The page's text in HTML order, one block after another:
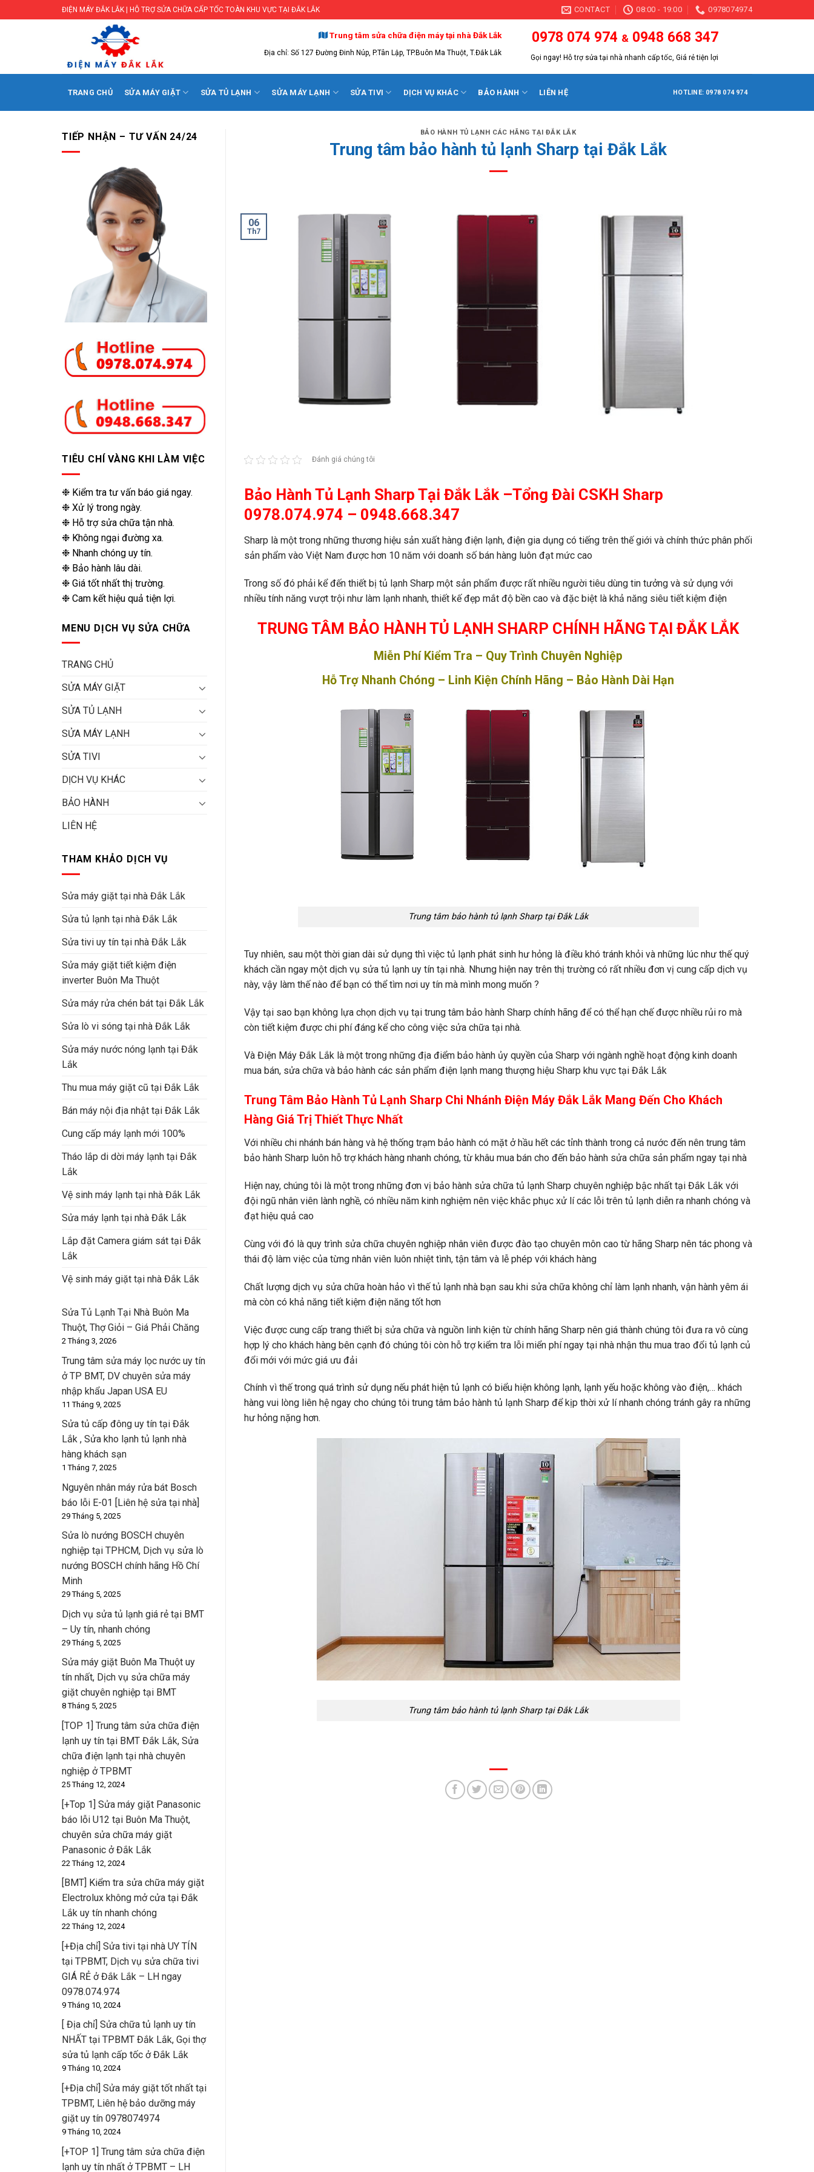
to
ĐIỆN MÁY ĐẮK LẮK | HỖ TRỢ SỬA CHỮA CẤP TỐC TOÀN KHU VỰC TẠI ĐẮK LẮK CONTACT 08:00 - 19:00 0978074974
Trung tâm sửa chữa điện máy tại nhà Đắk Lắk
Địa chỉ: Số 127 Đường Đinh Núp, P.Tân Lập, TP.Buôn Ma Thuột, T.Đắk Lắk
0978 074 974 & 0948 668 347
Gọi ngay! Hỗ trợ sửa tại nhà nhanh cấp tốc, Giá rẻ tiện lợi
TRANG CHỦ SỬA MÁY GIẶT SỬA TỦ LẠNH SỬA MÁY LẠNH SỬA TIVI DỊCH VỤ KHÁC BẢO HÀNH LIÊN HỆ HOTLINE: 0978 074 974
TIẾP NHẬN – TƯ VẤN 24/24
TIÊU CHÍ VÀNG KHI LÀM VIỆC
❉ Kiểm tra tư vấn báo giá ngay.
❉ Xử lý trong ngày.
❉ Hỗ trợ sửa chữa tận nhà.
❉ Không ngại đường xa.
❉ Nhanh chóng uy tín.
❉ Bảo hành lâu dài.
❉ Giá tốt nhất thị trường.
❉ Cam kết hiệu quả tiện lợi.
MENU DỊCH VỤ SỬA CHỮA
TRANG CHỦ
SỬA MÁY GIẶT
SỬA TỦ LẠNH
SỬA MÁY LẠNH
SỬA TIVI
DỊCH VỤ KHÁC
BẢO HÀNH
LIÊN HỆ
THAM KHẢO DỊCH VỤ
Sửa máy giặt tại nhà Đắk Lắk
Sửa tủ lạnh tại nhà Đắk Lắk
Sửa tivi uy tín tại nhà Đắk Lắk
Sửa máy giặt tiết kiệm điện
inverter Buôn Ma Thuột
Sửa máy rửa chén bát tại Đắk Lắk
Sửa lò vi sóng tại nhà Đắk Lắk
Sửa máy nước nóng lạnh tại Đắk
Lắk
Thu mua máy giặt cũ tại Đắk Lắk
Bán máy nội địa nhật tại Đắk Lắk
Cung cấp máy lạnh mới 100%
Tháo lắp di dời máy lạnh tại Đắk
Lắk
Vệ sinh máy lạnh tại nhà Đắk Lắk
Sửa máy lạnh tại nhà Đắk Lắk
Lắp đặt Camera giám sát tại Đắk
Lắk
Vệ sinh máy giặt tại nhà Đắk Lắk
Sửa Tủ Lạnh Tại Nhà Buôn Ma
Thuột, Thợ Giỏi – Giá Phải Chăng
2 Tháng 3, 2026
Trung tâm sửa máy lọc nước uy tín
ở TP BMT, DV chuyên sửa máy
nhập khẩu Japan USA EU
11 Tháng 9, 2025
Sửa tủ cấp đông uy tín tại Đắk
Lắk , Sửa kho lạnh tủ lạnh nhà
hàng khách sạn
1 Tháng 7, 2025
Nguyên nhân máy rửa bát Bosch
báo lỗi E-01 [Liên hệ sửa tại nhà]
29 Tháng 5, 2025
Sửa lò nướng BOSCH chuyên
nghiệp tại TPHCM, Dịch vụ sửa lò
nướng BOSCH chính hãng Hồ Chí
Minh
29 Tháng 5, 2025
Dịch vụ sửa tủ lạnh giá rẻ tại BMT
– Uy tín, nhanh chóng
29 Tháng 5, 2025
Sửa máy giặt Buôn Ma Thuột uy
tín nhất, Dịch vụ sửa chữa máy
giặt chuyên nghiệp tại BMT
8 Tháng 5, 2025
[TOP 1] Trung tâm sửa chữa điện
lạnh uy tín tại BMT Đắk Lắk, Sửa
chữa điện lạnh tại nhà chuyên
nghiệp ở TPBMT
25 Tháng 12, 2024
[+Top 1] Sửa máy giặt Panasonic
báo lỗi U12 tại Buôn Ma Thuột,
chuyên sửa chữa máy giặt
Panasonic ở Đắk Lắk
22 Tháng 12, 2024
[BMT] Kiểm tra sửa chữa máy giặt
Electrolux không mở cửa tại Đắk
Lắk uy tín nhanh chóng
22 Tháng 12, 2024
[+Địa chỉ] Sửa tivi tại nhà UY TÍN
tại TPBMT, Dịch vụ sửa chữa tivi
GIÁ RẺ ở Đắk Lắk – LH ngay
0978.074.974
9 Tháng 10, 2024
[ Địa chỉ] Sửa chữa tủ lạnh uy tín
NHẤT tại TPBMT Đắk Lắk, Gọi thợ
sửa tủ lạnh cấp tốc ở Đắk Lắk
9 Tháng 10, 2024
[+Địa chỉ] Sửa máy giặt tốt nhất tại
TPBMT, Liên hệ bảo dưỡng máy
giặt uy tín 0978074974
9 Tháng 10, 2024
[+TOP 1] Trung tâm sửa chữa điện
lạnh uy tín nhất ở TPBMT – LH
BẢO HÀNH TỦ LẠNH CÁC HÃNG TẠI ĐẮK LẮK
Trung tâm bảo hành tủ lạnh Sharp tại Đắk Lắk
06
Th7
Đánh giá chúng tôi
Bảo Hành Tủ Lạnh Sharp Tại Đắk Lắk –Tổng Đài CSKH Sharp
0978.074.974 – 0948.668.347
Sharp là một trong những thương hiệu sản xuất hàng điện lạnh, điện gia dụng có tiếng trên thế giới và chính thức phân phối
sản phẩm vào Việt Nam được hơn 10 năm với doanh số bán hàng luôn đạt mức cao
Trong số đó phải kể đến thiết bị tủ lạnh Sharp một sản phẩm được rất nhiều người tiêu dùng tin tưởng và sử dụng với
nhiều tính năng vượt trội như làm lạnh nhanh, thiết kế đẹp mắt độ bền cao và đặc biệt là khả năng siêu tiết kiệm điện
TRUNG TÂM BẢO HÀNH TỦ LẠNH SHARP CHÍNH HÃNG TẠI ĐẮK LẮK
Miễn Phí Kiểm Tra – Quy Trình Chuyên Nghiệp
Hỗ Trợ Nhanh Chóng – Linh Kiện Chính Hãng – Bảo Hành Dài Hạn
Trung tâm bảo hành tủ lạnh Sharp tại Đắk Lắk
Tuy nhiên, sau một thời gian dài sử dụng thì việc tủ lạnh phát sinh hư hỏng là điều khó tránh khỏi và những lúc như thế quý
khách cần ngay một dịch vụ sửa tủ lạnh uy tín tại nhà. Nhưng hiện nay trên thị trường có rất nhiều đơn vị cung cấp dịch vụ
này, vậy làm thế nào để bạn có thể tìm nơi uy tín mà mình mong muốn ?
Vậy tại sao bạn không lựa chọn dịch vụ tại trung tâm bảo hành Sharp chính hãng để có thể hạn chế được nhiều rủi ro mà
còn tiết kiệm được chi phí đáng kể cho công việc sửa chữa tại nhà.
Và Điện Máy Đắk Lắk là một trong những địa điểm bảo hành ủy quyền của Sharp với ngành nghề hoạt động kinh doanh
mua bán, sửa chữa và bảo hành các sản phẩm điện lạnh mang thượng hiệu Sharp khu vực tại Đắk Lắk
Trung Tâm Bảo Hành Tủ Lạnh Sharp Chi Nhánh Điện Máy Đắk Lắk Mang Đến Cho Khách
Hàng Giá Trị Thiết Thực Nhất
Với nhiều chi nhánh bán hàng và hệ thống trạm bảo hành có mặt ở hầu hết các tỉnh thành trong cả nước đến nên trung tâm
bảo hành Sharp luôn hỗ trợ khách hàng nhanh chóng, từ khâu mua bán cho đến bảo hành sửa chữa sản phẩm ngay tại nhà
Hiện nay, chúng tôi là một trong những đơn vị bảo hành sửa chữa tủ lạnh Sharp chuyên nghiệp bậc nhất tại Đắk Lắk với
đội ngũ nhân viên lành nghề, có nhiều năm kinh nghiệm nên việc khắc phục xử lí các lỗi trên tủ lạnh diễn ra nhanh chóng và
đạt hiệu quả cao
Cùng với đó là quy trình sửa chữa chuyên nghiệp nhân viên được đào tạo chuyên môn cao từ hãng Sharp nên tác phong và
thái độ làm việc của từng nhân viên luôn nhiệt tình, tận tâm và lễ phép với khách hàng
Chất lượng dịch vụ sửa chữa hoàn hảo vì thế tủ lạnh nhà bạn sau khi sửa chữa không chỉ làm lạnh nhanh, vận hành yêm ái
mà còn có khả năng tiết kiệm điện năng tốt hơn
Việc được cung cấp trang thiết bị sửa chữa và nguồn linh kiện từ chính hãng Sharp nên giá thành chúng tôi đưa ra vô cùng
hợp lý cho khách hàng bên cạnh đó chúng tôi còn hỗ trợ kiểm tra lỗi miển phí ngay tại nhà nhận thu mua trao đổi tủ lạnh củ
đổi mới với mức giá ưu đải
Chính vì thế trong quá trình sử dụng nếu phát hiện tủ lạnh có biểu hiện không lạnh, lạnh yếu hoặc không vào điện,… khách
hàng vui lòng liên hệ ngay cho chúng tôi trung tâm bảo hành tủ lạnh Sharp để kịp thời xử lí nhanh chóng tránh gây ra những
hư hỏng nặng hơn.
Trung tâm bảo hành tủ lạnh Sharp tại Đắk Lắk